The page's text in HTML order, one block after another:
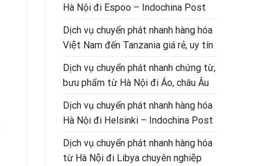
Hà Nội đi Espoo – Indochina Post
Dịch vụ chuyển phát nhanh hàng hóa
Việt Nam đến Tanzania giá rẻ, uy tín
Dịch vụ chuyển phát nhanh chứng từ,
bưu phẩm từ Hà Nội đi Áo, châu Âu
Dịch vụ chuyển phát nhanh hàng hóa
Hà Nội đi Helsinki – Indochina Post
Dịch vụ chuyển phát nhanh hàng hóa
từ Hà Nội đi Libya chuyên nghiệp